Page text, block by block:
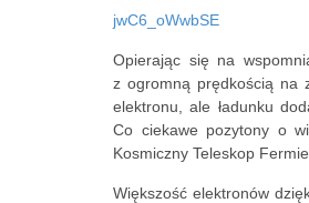
jwC6_oWwbSE
Opierając się na
z ogromną prędkością na
elektronu, ale ładunku
Co ciekawe pozytony o
Kosmiczny Teleskop
Większość elektronów